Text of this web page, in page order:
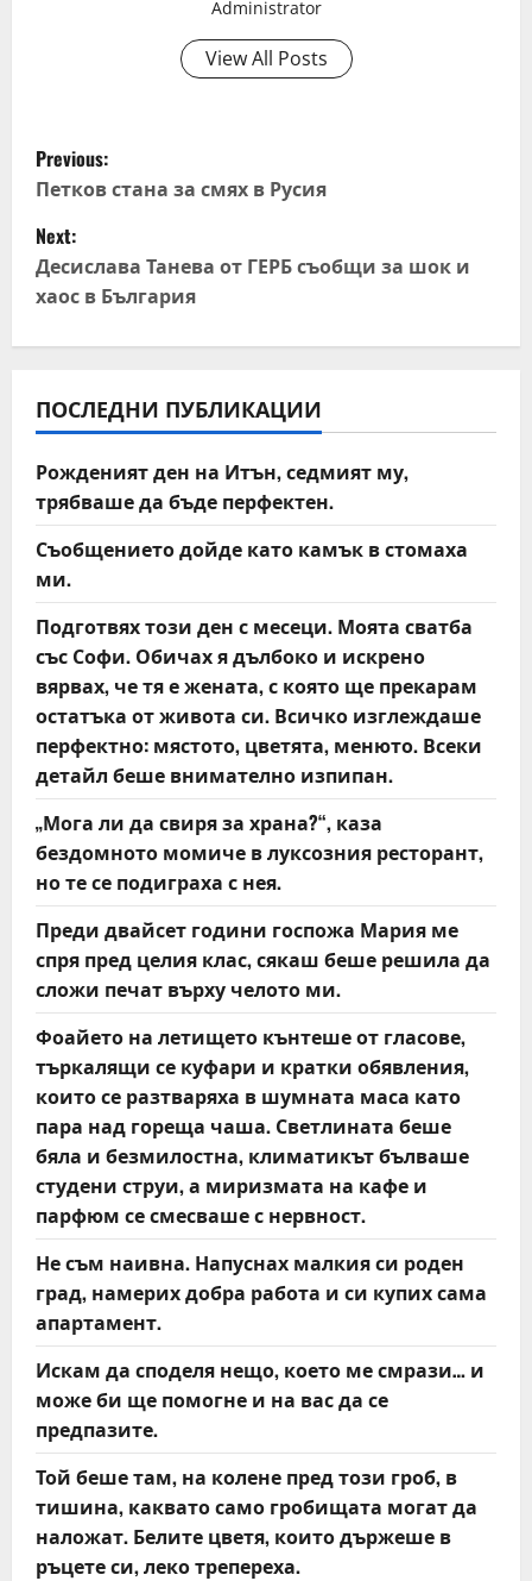
Administrator
View All Posts
P
o
s
t
n
a
v
i
g
a
t
i
o
n
Previous:
Петков стана за смях в Русия
Next:
Десислава Танева от ГЕРБ съобщи за шок и
хаос в България
ПОСЛЕДНИ ПУБЛИКАЦИИ
Рожденият ден на Итън, седмият му,
трябваше да бъде перфектен.
Съобщението дойде като камък в стомаха
ми.
Подготвях този ден с месеци. Моята сватба
със Софи. Обичах я дълбоко и искрено
вярвах, че тя е жената, с която ще прекарам
остатъка от живота си. Всичко изглеждаше
перфектно: мястото, цветята, менюто. Всеки
детайл беше внимателно изпипан.
„Мога ли да свиря за храна?“, каза
бездомното момиче в луксозния ресторант,
но те се подиграха с нея.
Преди двайсет години госпожа Мария ме
спря пред целия клас, сякаш беше решила да
сложи печат върху челото ми.
Фоайето на летището кънтеше от гласове,
търкалящи се куфари и кратки обявления,
които се разтваряха в шумната маса като
пара над гореща чаша. Светлината беше
бяла и безмилостна, климатикът бълваше
студени струи, а миризмата на кафе и
парфюм се смесваше с нервност.
Не съм наивна. Напуснах малкия си роден
град, намерих добра работа и си купих сама
апартамент.
Искам да споделя нещо, което ме смрази… и
може би ще помогне и на вас да се
предпазите.
Той беше там, на колене пред този гроб, в
тишина, каквато само гробищата могат да
наложат. Белите цветя, които държеше в
ръцете си, леко трепереха.